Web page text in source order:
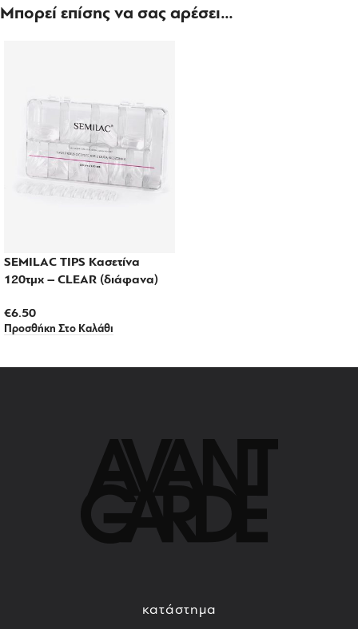
Μπορεί επίσης να σας αρέσει…
SEMILAC TIPS Κασετίνα
120τμχ – CLEAR (διάφανα)
€6.50
Προσθήκη Στο Καλάθι
κατάστημα